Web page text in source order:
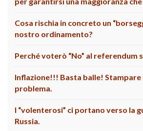
Cosa rischia in concreto un
nostro ordinamento?
Perché voterò “No” al referendum
Inflazione!!! Basta balle! Stampare
problema.
I “volenterosi” ci portano verso la
Russia.